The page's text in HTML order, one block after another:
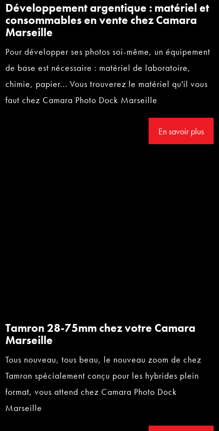
Développement argentique : matériel et
consommables en vente chez Camara
Marseille
Pour développer ses photos soi-même, un équipement
de base est nécessaire : matériel de laboratoire,
chimie, papier... Vous trouverez le matériel qu'il vous
faut chez Camara Photo Dock Marseille
En savoir plus
Tamron 28-75mm chez votre Camara
Marseille
Tous nouveau, tous beau, le nouveau zoom de chez
Tamron spécialement conçu pour les hybrides plein
format, vous attend chez Camara Photo Dock
Marseille